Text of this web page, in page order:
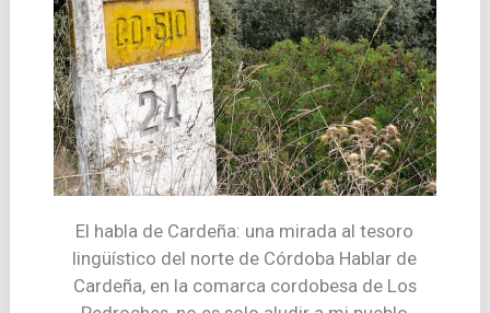
El habla de Cardeña: una mirada al tesoro
lingüístico del norte de Córdoba Hablar de
Cardeña, en la comarca cordobesa de Los